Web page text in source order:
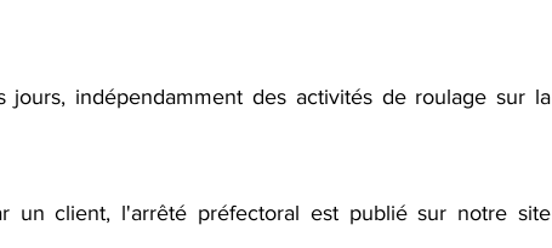
jours, indépendamment des activités de roulage sur la
un client, l'arrêté préfectoral est publié sur notre site